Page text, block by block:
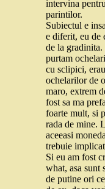
intervina
parintilor.
Subiectul e
e diferit, eu de
de la
purtam
cu sclipici,
ochelarilor de
maro, extrem
fost sa ma
foarte mult, si
rada de mine.
aceeasi
trebuie
Si eu am fost
what, asa sunt
de putine ori